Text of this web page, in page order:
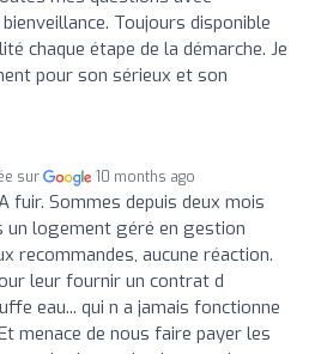
Toujours disponible
chaque étape de la démarche. Je
pour son sérieux et son
sur 10 months ago
fuir. Sommes depuis deux mois
un logement géré en gestion
recommandes, aucune réaction.
leur fournir un contrat d
eau... qui n a jamais fonctionne
menace de nous faire payer les